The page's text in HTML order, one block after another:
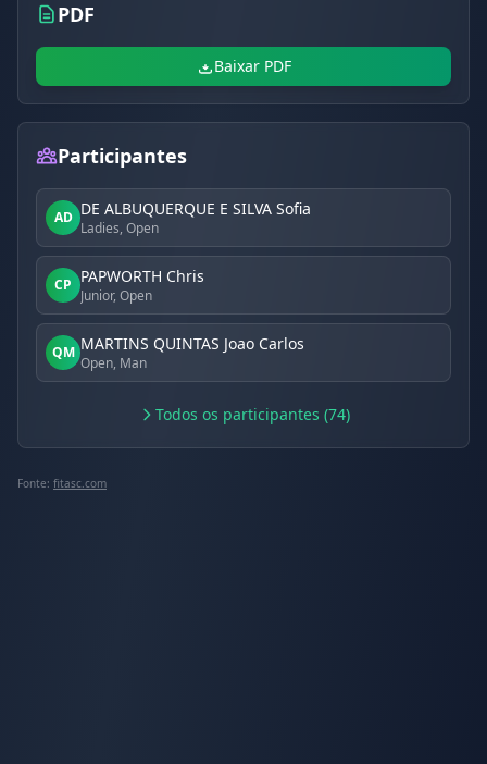
PDF
Baixar PDF
Participantes
AD DE ALBUQUERQUE E SILVA Sofia
Ladies, Open
CP PAPWORTH Chris
Junior, Open
QM MARTINS QUINTAS Joao Carlos
Open, Man
Todos os participantes (74)
Fonte: fitasc.com